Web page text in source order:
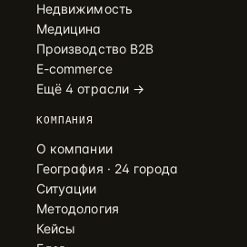
Недвижимость
Медицина
Производство B2B
E-commerce
Ещё 4 отрасли →
КОМПАНИЯ
О компании
География · 24 города
Ситуации
Методология
Кейсы